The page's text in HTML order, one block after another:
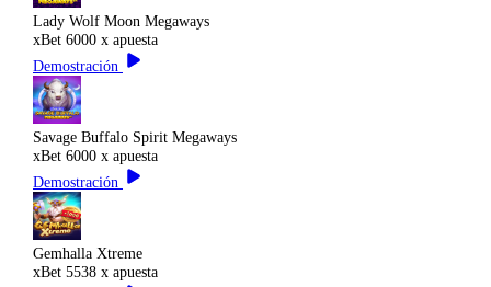
Lady Wolf Moon Megaways
xBet 6000 x apuesta
Demostración
Savage Buffalo Spirit Megaways
xBet 6000 x apuesta
Demostración
Gemhalla Xtreme
xBet 5538 x apuesta